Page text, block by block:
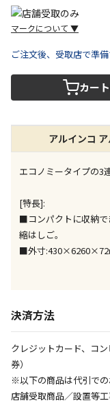
マークについて ▼
宅配や店
店舗のみ
できません
※同時購入
す
※同時購入
※ほか商
宅配のみ
ません）
同時購入
ご注文後、受取店で準
カー
アルインコ
エコノミータイプの3
[特長]:
■コンパクトに収納で
縮はしご。
■外寸
決済方法
クレジットカード、コ
券）
※以下の商品は代引で
店舗受取商品／設置等